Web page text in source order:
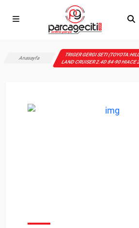
Anasayfa
TRIGER GERGI SETI
LAND CRUISER 2.4D 84-90